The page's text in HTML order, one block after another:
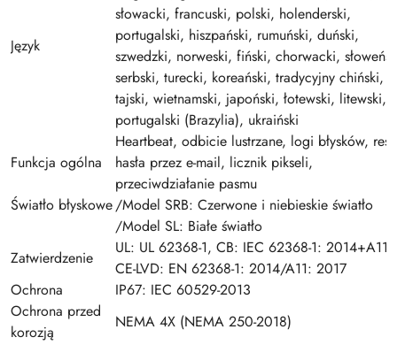
Język
słowacki, francuski, polski, holenderski,
portugalski, hiszpański, rumuński, duński,
szwedzki, norweski, fiński, chorwacki,
serbski, turecki, koreański, tradycyjny chiński,
tajski, wietnamski, japoński, łotewski, litewski,
portugalski (Brazylia), ukraiński
Funkcja ogólna
Heartbeat, odbicie lustrzane, logi błysków,
hasła przez e-mail, licznik pikseli,
przeciwdziałanie pasmu
Światło błyskowe/Model SRB: Czerwone i niebieskie światło
/Model SL: Białe światło
Zatwierdzenie
UL: UL 62368-1, CB: IEC 62368-1: 2014+A11,
CE-LVD: EN 62368-1: 2014/A11: 2017
Ochrona
IP67: IEC 60529-2013
Ochrona przed
korozją
NEMA 4X (NEMA 250-2018)